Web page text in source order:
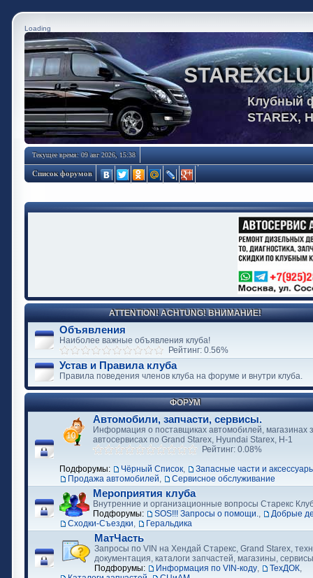
Loading
Клубный
STAREX,
Текущее время: 09 авг 2026, 15:38
Список форумов
ATTENTION! ACHTUNG! ВНИМАНИЕ!
Объявления
Наиболее важные объявления клуба!
Рейтинг: 0.56%
Устав и Правила клуба
Правила поведения членов клуба на форуме и внутри клуба.
ФОРУМ
Автомобили, запчасти, сервисы.
Информация о поставщиках автомобилей, магазинах
автосервисах по Grand Starex, Hyundai Starex, H-1
Рейтинг: 0.08%
Подфорумы:
Чёрный Список,
Запасные части и
Продажа автомобилей, Сервисное обслуживание
Мероприятия клуба
Внутренние и организационные вопросы Старекс
Подфорумы:
SOS!!! Запросы о помощи.,
Добрые
Сходки-Съездки, Геральдика
МатЧасть
Запросы по VIN на Хендай Старекс, Grand Starex,
документация, каталоги запчастей, магазины, сервисы
Подфорумы:
Информация по VIN-коду, ТехДОК,